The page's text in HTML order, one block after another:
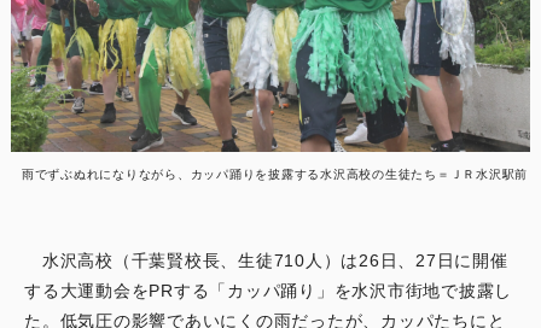
雨でずぶぬれになりながら、カッパ踊りを披露する水沢高校の生徒たち＝ＪＲ水沢駅前
水沢高校（千葉賢校長、生徒710人）は26日、27日に開催
する大運動会をPRする「カッパ踊り」を水沢市街地で披露し
た。低気圧の影響であいにくの雨だったが、カッパたちにと